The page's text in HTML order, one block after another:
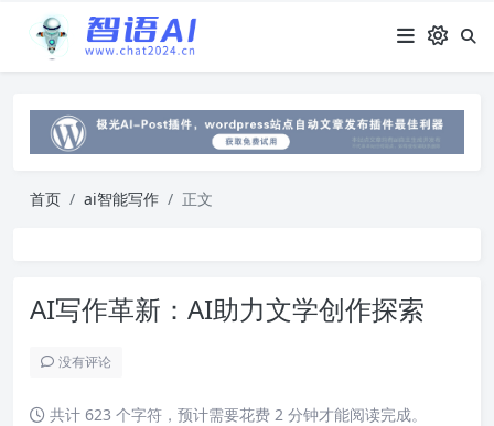
首页 ai智能写作 正文
AI写作革新：AI助力文学创作探索
没有评论
共计 623 个字符，预计需要花费 2 分钟才能阅读完成。